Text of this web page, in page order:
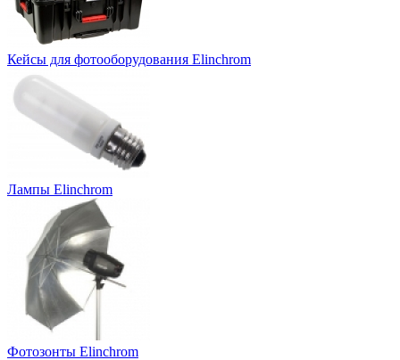
Кейсы для фотооборудования Elinchrom
Лампы Elinchrom
Фотозонты Elinchrom